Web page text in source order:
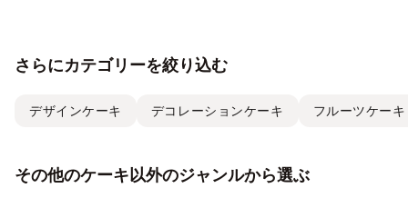
さらにカテゴリーを絞り込む
デザインケーキ デコレーションケーキ フルーツケーキ
その他のケーキ以外のジャンルから選ぶ